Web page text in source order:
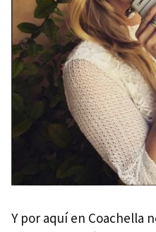
Y por aquí en Coachella